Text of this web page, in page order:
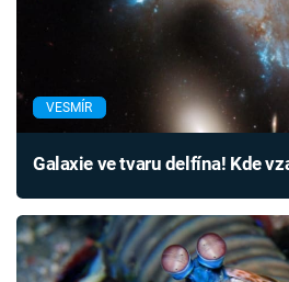
VESMÍR
Galaxie ve tvaru delfína! Kde